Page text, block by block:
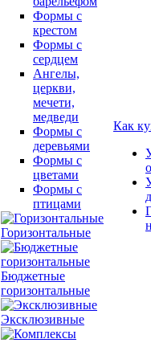
Формы с
крестом
Формы с
сердцем
Ангелы,
церкви,
мечети,
медведи
Формы с
деревьями
Формы с
цветами
Формы с
птицами
Горизонтальные
Бюджетные
горизонтальные
Эксклюзивные
Как